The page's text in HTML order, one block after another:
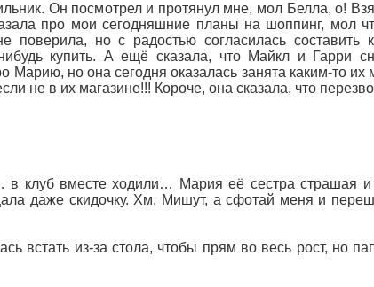
Он посмотрел и протянул мне, мол Белла, о!
про мои сегодняшние планы на шоппинг, мол
поверила, но с радостью согласилась
купить. А ещё сказала, что Майкл и Гарри
но она сегодня оказалась занята каким-то их
не в их магазине!!! Короче, она сказала, что
клуб вместе ходили… Мария её сестра страшая и
даже скидочку. Хм, Мишут, а сфотай меня и
встать из-за стола, чтобы прям во весь рост, но